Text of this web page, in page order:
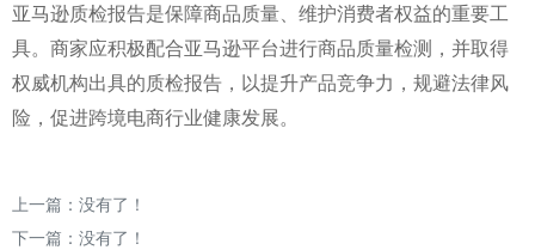
亚马逊质检报告是保障商品质量、维护消费者权益的重要工
具。商家应积极配合亚马逊平台进行商品质量检测，并取得
权威机构出具的质检报告，以提升产品竞争力，规避法律风
险，促进跨境电商行业健康发展。
上一篇：没有了！
下一篇：没有了！